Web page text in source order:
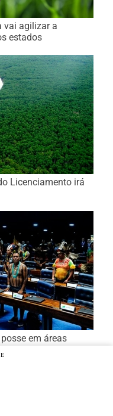
vai agilizar a
estados
Licenciamento irá
em áreas
da Covid-19